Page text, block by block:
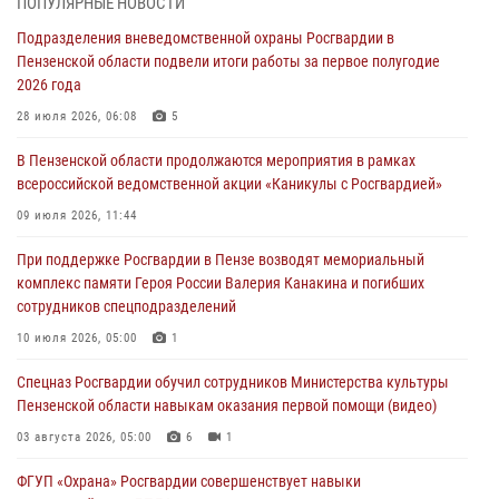
05 августа 2026, 07:00
Сотрудники пензенского ОМОН «Страж» познакомили участников
сборов «Гвардеец» с вооружением и техникой Росгвардии
В Пензе сотрудники Росгвардии оказали помощь
дезориентированному пенсионеру
В Пензе при силовой поддержке Росгвардии пресечена
деятельность ОПГ, маскировавшейся под реабилитационный центр
(видео)
Подразделения вневедомственной охраны Росгвардии в
Пензенской области подвели итоги работы за первое полугодие
2026 года
28 июля 2026, 06:08 5
В Пензенской области продолжаются мероприятия в рамках
всероссийской ведомственной акции «Каникулы с Росгвардией»
09 июля 2026, 11:44
При поддержке Росгвардии в Пензе возводят мемориальный
комплекс памяти Героя России Валерия Канакина и погибших
сотрудников спецподразделений
10 июля 2026, 05:00 1
Спецназ Росгвардии обучил сотрудников Министерства культуры
Пензенской области навыкам оказания первой помощи (видео)
03 августа 2026, 05:00 6 1
ФГУП «Охрана» Росгвардии совершенствует навыки